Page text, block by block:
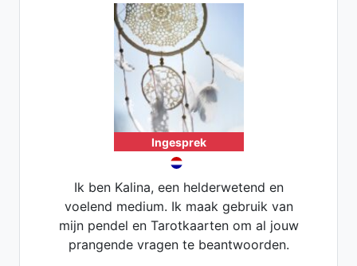
Ingesprek
Ik ben Kalina, een helderwetend en
voelend medium. Ik maak gebruik van
mijn pendel en Tarotkaarten om al jouw
prangende vragen te beantwoorden.